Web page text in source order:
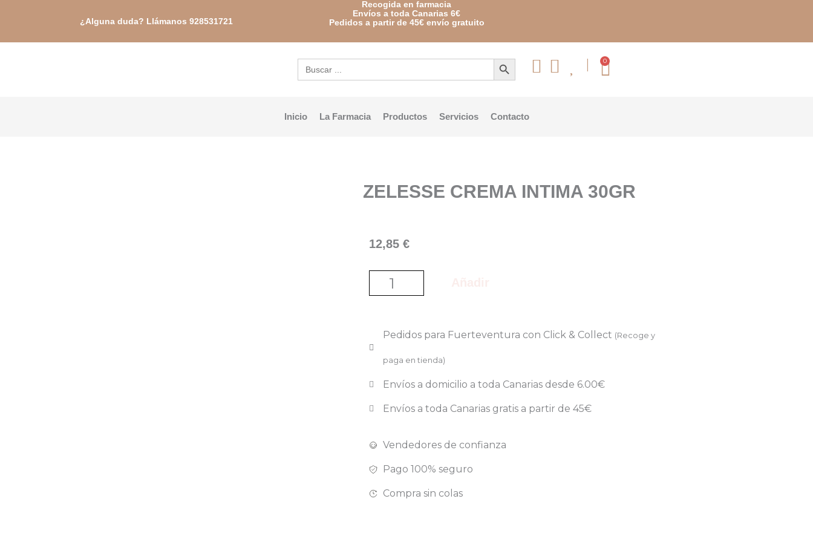
¿Alguna duda? Llámanos 928531721
Recogida en farmacia
Envíos a toda Canarias 6€
Pedidos a partir de 45€ envío gratuito
Buscar: Botón de búsqueda 0
Cart
Inicio La Farmacia Productos Servicios Contacto
ZELESSE CREMA INTIMA 30GR
12,85 €
ZELESSE
INTIMA
30GR
cantidad
Pedidos para Fuerteventura con Click & Collect (Recoge y
paga en tienda)
Envíos a domicilio a toda Canarias desde 6.00€
Envíos a toda Canarias gratis a partir de 45€
Vendedores de confianza
Pago 100% seguro
Compra sin colas